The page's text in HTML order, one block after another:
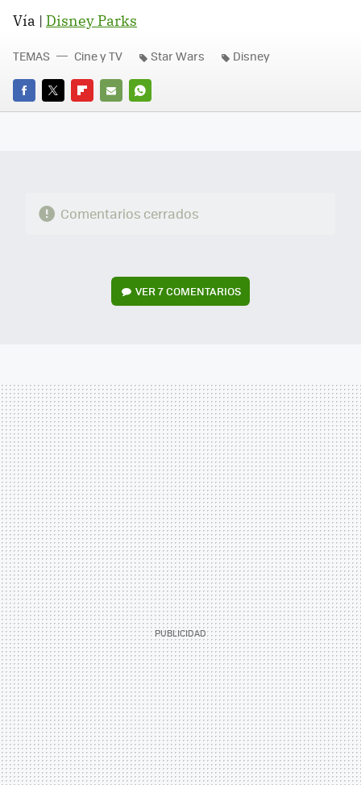
Vía | Disney Parks
FACEBOOK
TWITTERFLIPBOARD
E-
WHATSAPP
TEMAS Cine y TV Star Wars Disney
Comentarios cerrados
VER7 COMENTARIOS